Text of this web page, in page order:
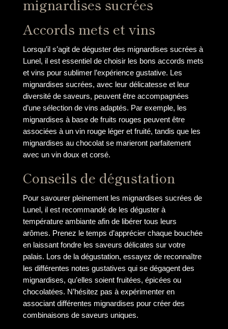
mignardises sucrées
Accords mets et vins
Lorsqu’il s’agit de déguster des mignardises sucrées à
Lunel, il est essentiel de choisir les bons accords mets
et vins pour sublimer l’expérience gustative. Les
mignardises sucrées, avec leur délicatesse et leur
diversité de saveurs, peuvent être accompagnées
d’une sélection de vins adaptés. Par exemple, les
mignardises à base de fruits rouges peuvent être
associées à un vin rouge léger et fruité, tandis que les
mignardises au chocolat se marieront parfaitement
avec un vin doux et corsé.
Conseils de dégustation
Pour savourer pleinement les mignardises sucrées de
Lunel, il est recommandé de les déguster à
température ambiante afin de libérer tous leurs
arômes. Prenez le temps d’apprécier chaque bouchée
en laissant fondre les saveurs délicates sur votre
palais. Lors de la dégustation, essayez de reconnaître
les différentes notes gustatives qui se dégagent des
mignardises, qu’elles soient fruitées, épicées ou
chocolatées. N’hésitez pas à expérimenter en
associant différentes mignardises pour créer des
combinaisons de saveurs uniques.